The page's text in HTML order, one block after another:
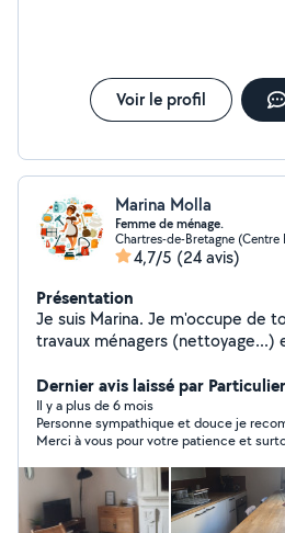
Voir le profil
Marina Molla
Femme de ménage.
Chartres-de-Bretagne (Centre
4,7/5 (24 avis)
Présentation
Je suis Marina. Je m'occupe de
travaux ménagers (nettoyage...)
Dernier avis laissé par
Il y a plus de 6 mois
Personne sympathique et douce je
Merci à vous pour votre patience et